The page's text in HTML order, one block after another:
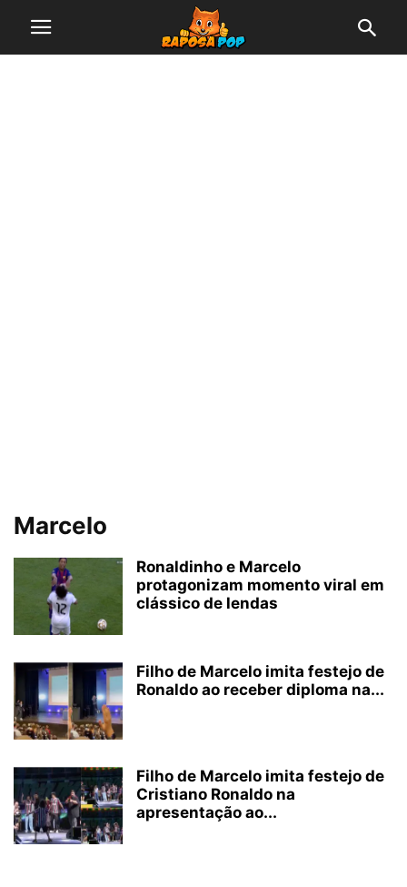
Marcelo
Ronaldinho e Marcelo
protagonizam momento viral em
clássico de lendas
Filho de Marcelo imita festejo de
Ronaldo ao receber diploma na...
Filho de Marcelo imita festejo de
Cristiano Ronaldo na
apresentação ao...